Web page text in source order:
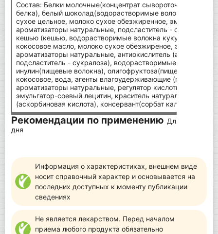
Состав: Белки молочные(концентрат сывороточного белка,
белка), белый шоколад(водорастворимые волокна
сухое цельное, молоко сухое обезжиренное, эмульгатор -
ароматизаторы натуральные, подсластитель - сукралоза),
кешью (кешью, водорастворимые волокна кукурузы,
кокосовое масло, молоко сухое обезжиреное, эмульгатор
ароматизаторы натуральные, антиокислитель
подсластитель - сукралоза), водорастворимые волокна
инулин(пищевые волокна), олигофруктоза(пищевые
кокосовое, вода, агенты влагоудерживающие (глицерин,
ароматизаторы натуральные, регулятор кислотности -
эмульгатор-соевый лецитин, краситель натуральный -
(аскорбиновая кислота), консервант(сорбат калия),
Рекомендации по применению Для
дня
Информация о характеристиках, внешнем виде
носит справочный характер и основывается на
последних доступных к моменту публикации
сведениях
Не является лекарством. Перед началом
приема любого продукта обязательно